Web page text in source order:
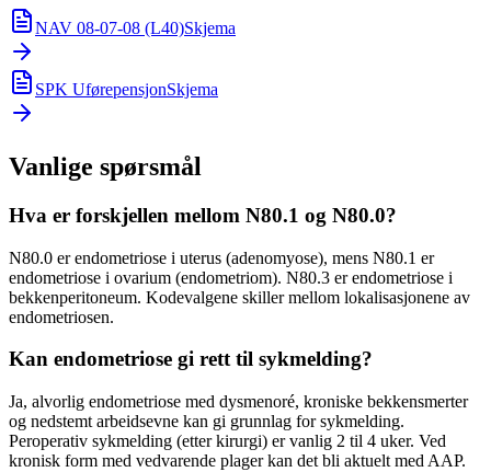
NAV 08-07-08 (L40)Skjema
SPK UførepensjonSkjema
Vanlige spørsmål
Hva er forskjellen mellom N80.1 og N80.0?
N80.0 er endometriose i uterus (adenomyose), mens N80.1 er
endometriose i ovarium (endometriom). N80.3 er endometriose i
bekkenperitoneum. Kodevalgene skiller mellom lokalisasjonene av
endometriosen.
Kan endometriose gi rett til sykmelding?
Ja, alvorlig endometriose med dysmenoré, kroniske bekkensmerter
og nedstemt arbeidsevne kan gi grunnlag for sykmelding.
Peroperativ sykmelding (etter kirurgi) er vanlig 2 til 4 uker. Ved
kronisk form med vedvarende plager kan det bli aktuelt med AAP.